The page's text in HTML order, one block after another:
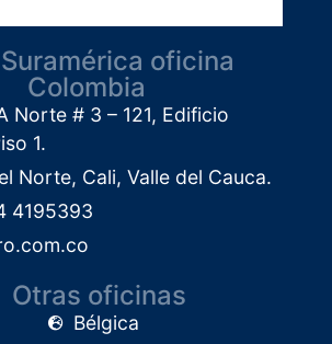
oficina
Colombia
Norte # 3 – 121, Edificio
1.​
Norte, Cali, Valle del Cauca.
4195393
Otras oficinas
Bélgica